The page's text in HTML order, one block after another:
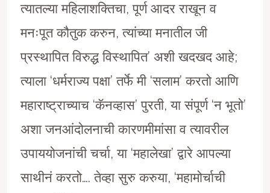
त्यातल्या महिलाशक्तिचा, पूर्ण आदर राखून व
मनःपूत कौतुक करुन, त्यांच्या मनातील जी
प्रस्थापित विरुद्ध विस्थापित’ अशी खदखद आहे;
त्याला ‘धर्मराज्य पक्षा’ तर्फे मी ‘सलाम’ करतो आणि
महाराष्ट्राच्याच ‘कॅनव्हास’ पुरती, या संपूर्ण ‘न भूतो’
अशा जनआंदोलनाची कारणमीमांसा व त्यावरील
उपाययोजनांची चर्चा, या ‘महालेखा’ द्वारे आपल्या
साथीनं करतो…. तेव्हा सुरु करुया, ‘महामोर्चाची